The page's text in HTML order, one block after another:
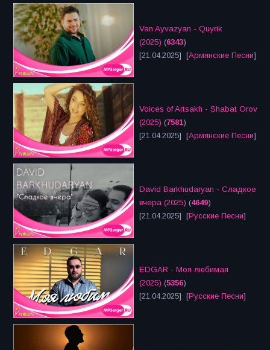
Van Ayvazyan - Quyrik
(2025) (6343)
[21.04.2025] [Армянские Песни]
Voices of Artsakh - Shabat Orov
(2025) (7581)
[21.04.2025] [Армянские Песни]
David Barkhudaryan - Сладкое
вчера (2025) (4649)
[21.04.2025] [Русские Песни]
EDGAR - Моя любимая
(2025) (5356)
[21.04.2025] [Русские Песни]